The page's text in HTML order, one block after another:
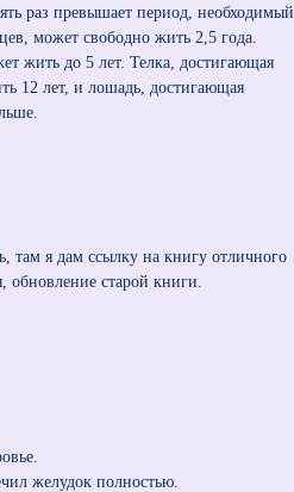
раз превышает период, необходимый
может свободно жить 2,5 года.
жить до 5 лет. Телка, достигающая
12 лет, и лошадь, достигающая
там я дам ссылку на книгу отличного
обновление старой книги.
желудок полностью.